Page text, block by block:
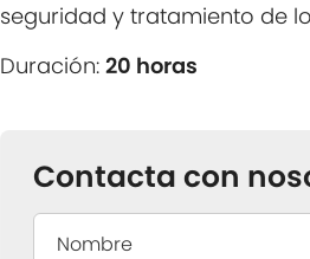
seguridad y tratamiento de
Duración:20 horas
Contacta con